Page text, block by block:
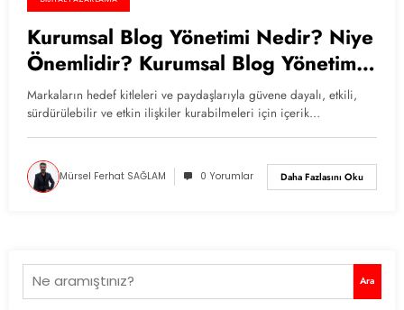
Kurumsal Blog Yönetimi Nedir? Niye
Önemlidir? Kurumsal Blog Yönetimi
Nasıl Yapılır?
Markaların hedef kitleleri ve paydaşlarıyla güvene dayalı, etkili,
sürdürülebilir ve etkin ilişkiler kurabilmeleri için içerik…
Mürsel Ferhat SAĞLAM 0 Yorumlar Daha Fazlasını Oku
Ara Ara